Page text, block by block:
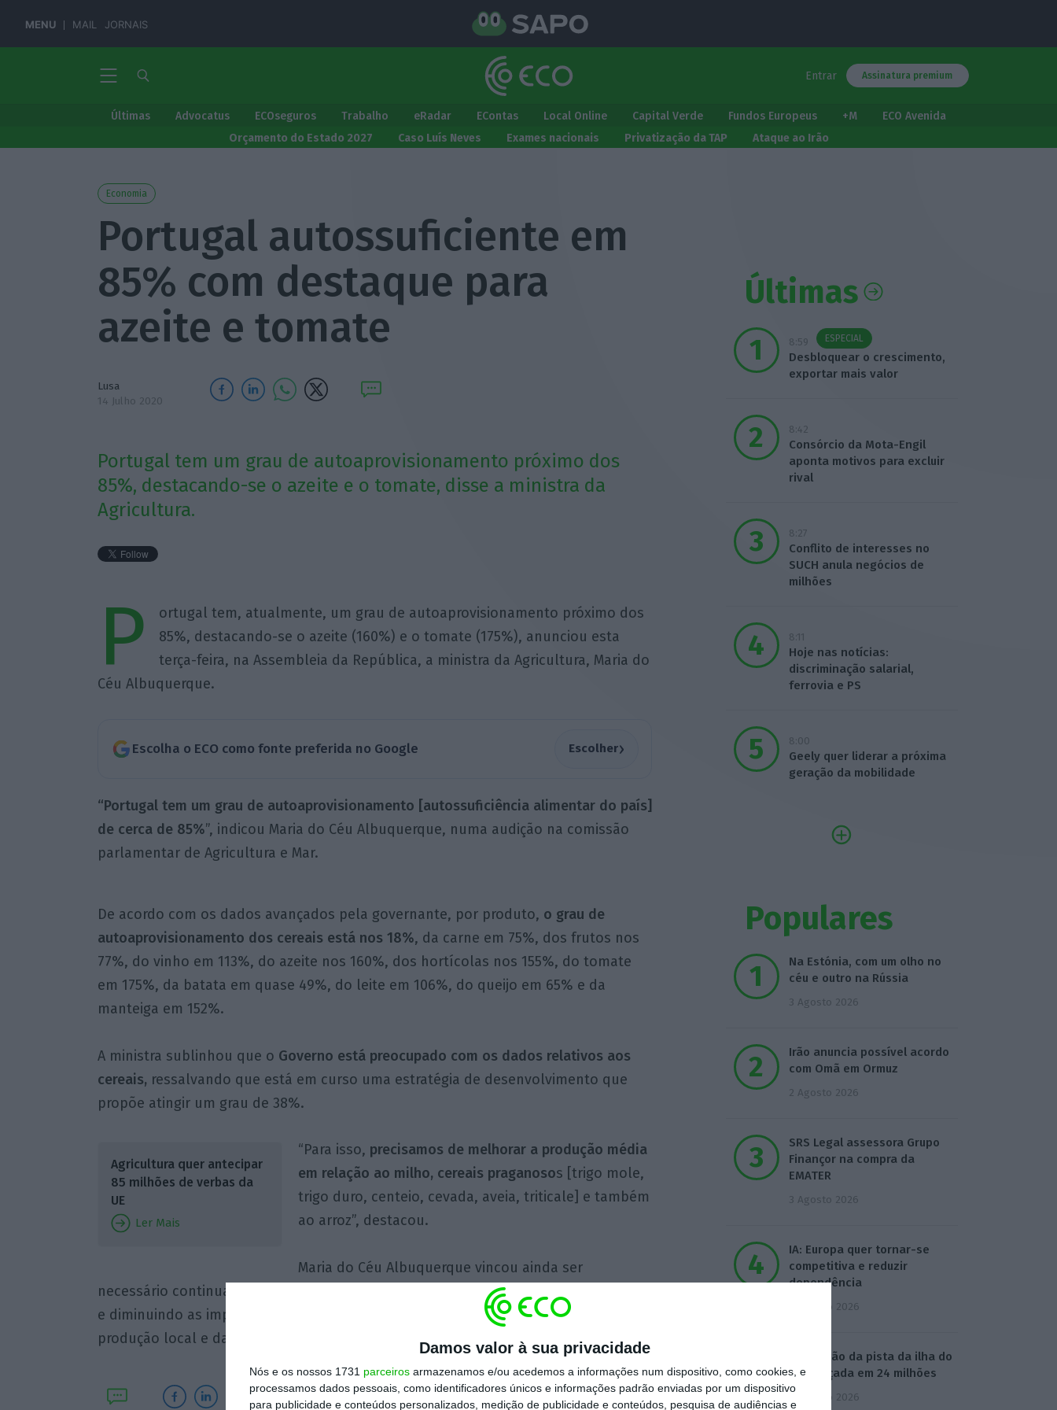
Damos valor à sua privacidade
Nós e os nossos 1731 parceiros armazenamos e/ou acedemos a informações num dispositivo, como cookies, e
processamos dados pessoais, como identificadores únicos e informações padrão enviadas por um dispositivo
para publicidade e conteúdos personalizados, medição de publicidade e conteúdos, pesquisa de audiências e
MENU MAIL JORNAIS
Entrar Assinatura premium
Últimas Advocatus ECOseguros Trabalho eRadar EContas Local Online Capital Verde Fundos Europeus +M
ECO Avenida
Orçamento do Estado 2027
Caso Luís Neves Exames nacionais Privatização da TAP Ataque ao Irão
Economia
Portugal autossuficiente em
85% com destaque para
azeite e tomate
Lusa
14 Julho 2020
Portugal tem um grau de autoaprovisionamento próximo dos
85%, destacando-se o azeite e o tomate, disse a ministra da
Agricultura.
P
ortugal tem, atualmente, um grau de autoaprovisionamento próximo dos
85%, destacando-se o azeite (160%) e o tomate (175%), anunciou esta
terça-feira, na Assembleia da República, a ministra da Agricultura, Maria do
Céu Albuquerque.
Escolha o ECO como fonte preferida no Google Escolher›
“Portugal tem um grau de autoaprovisionamento [autossuficiência alimentar do país]
de cerca de 85%”, indicou Maria do Céu Albuquerque, numa audição na comissão
parlamentar de Agricultura e Mar.
De acordo com os dados avançados pela governante, por produto, o grau de
autoaprovisionamento dos cereais está nos 18%, da carne em 75%, dos frutos nos
77%, do vinho em 113%, do azeite nos 160%, dos hortícolas nos 155%, do tomate
em 175%, da batata em quase 49%, do leite em 106%, do queijo em 65% e da
manteiga em 152%.
A ministra sublinhou que o Governo está preocupado com os dados relativos aos
cereais, ressalvando que está em curso uma estratégia de desenvolvimento que
propõe atingir um grau de 38%.
Agricultura quer antecipar
85 milhões de verbas da
UE
Ler Mais
“Para isso, precisamos de melhorar a produção média
em relação ao milho, cereais praganosos [trigo mole,
trigo duro, centeio, cevada, aveia, triticale] e também
ao arroz”, destacou.
Maria do Céu Albuquerque vincou ainda ser
necessário continuar a alimentar a balança comercial, aumentando as exportações
e diminuindo as importações, através da valorização “dos produtos da época, da
produção local e das cadeias curtas”.
Copiar
Últimas
8:59 ESPECIAL
Desbloquear o crescimento,
exportar mais valor
8:42
Consórcio da Mota-Engil
aponta motivos para excluir
rival
8:27
Conflito de interesses no
SUCH anula negócios de
milhões
8:11
Hoje nas notícias:
discriminação salarial,
ferrovia e PS
8:00
Geely quer liderar a próxima
geração da mobilidade
Populares
Na Estónia, com um olho no
céu e outro na Rússia
3 Agosto 2026
Irão anuncia possível acordo
com Omã em Ormuz
2 Agosto 2026
SRS Legal assessora Grupo
Finançor na compra da
EMATER
3 Agosto 2026
IA: Europa quer tornar-se
competitiva e reduzir
dependência
4 Agosto 2026
Ampliação da pista da ilha do
Pico orçada em 24 milhões
4 Agosto 2026